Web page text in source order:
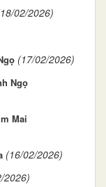
02/2026)
(17/02/2026)
Ngọ
Mai
(16/02/2026)
2026)